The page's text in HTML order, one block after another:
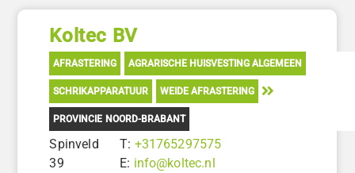
Koltec BV
AFRASTERING AGRARISCHE HUISVESTING ALGEMEEN
SCHRIKAPPARATUUR WEIDE AFRASTERING
PROVINCIE NOORD-BRABANT
Spinveld
39
T: +31765297575
E: info@koltec.nl